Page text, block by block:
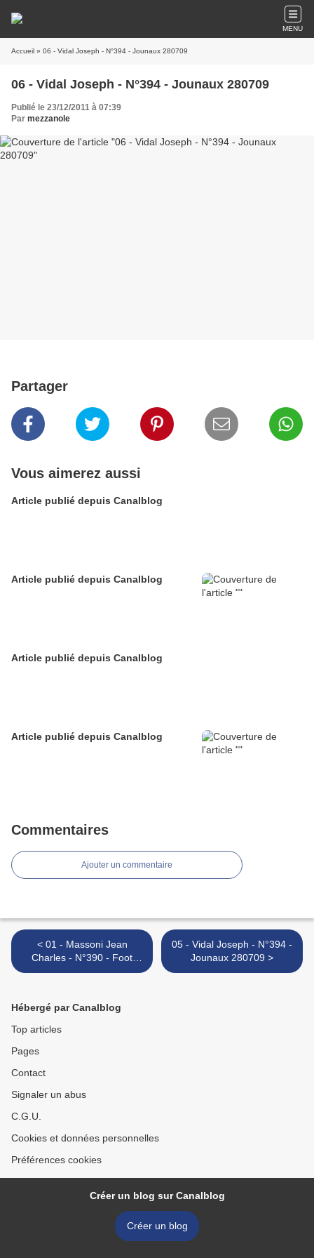
MENU
Accueil » 06 - Vidal Joseph - N°394 - Jounaux 280709
06 - Vidal Joseph - N°394 - Jounaux 280709
Publié le 23/12/2011 à 07:39
Par mezzanole
Partager
Vous aimerez aussi
Article publié depuis Canalblog
Article publié depuis Canalblog
Article publié depuis Canalblog
Article publié depuis Canalblog
Commentaires
Ajouter un commentaire
< 01 - Massoni Jean
Charles - N°390 - Foot
Corpo
05 - Vidal Joseph - N°394 -
Jounaux 280709 >
Hébergé par Canalblog
Top articles
Pages
Contact
Signaler un abus
C.G.U.
Cookies et données personnelles
Préférences cookies
Créer un blog sur Canalblog
Créer un blog